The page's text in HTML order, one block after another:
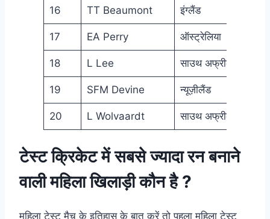
16 TT Beaumont इंग्लैंड
17 EA Perry ऑस्ट्रेलिया
18 L Lee साउथ अफ्रीका
19 SFM Devine न्यूज़ीलैंड
20 L Wolvaardt साउथ अफ्रीका
टेस्ट क्रिकेट में सबसे ज्यादा रन बनाने
वाली महिला खिलाड़ी कौन है ?
महिला टेस्ट मैच के इतिहास के बात करें तो पहला महिला टेस्ट